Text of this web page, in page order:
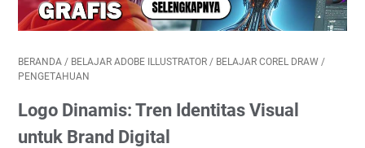
BERANDA / BELAJAR ADOBE ILLUSTRATOR / BELAJAR COREL DRAW /
PENGETAHUAN
Logo Dinamis: Tren Identitas Visual
untuk Brand Digital